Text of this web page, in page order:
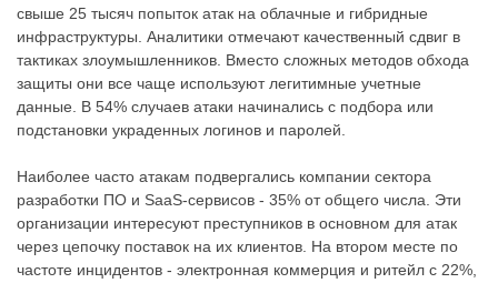
свыше 25 тысяч попыток атак на облачные и гибридные
инфраструктуры. Аналитики отмечают качественный сдвиг в
тактиках злоумышленников. Вместо сложных методов обхода
защиты они все чаще используют легитимные учетные
данные. В 54% случаев атаки начинались с подбора или
подстановки украденных логинов и паролей.
Наиболее часто атакам подвергались компании сектора
разработки ПО и SaaS-сервисов - 35% от общего числа. Эти
организации интересуют преступников в основном для атак
через цепочку поставок на их клиентов. На втором месте по
частоте инцидентов - электронная коммерция и ритейл с 22%,